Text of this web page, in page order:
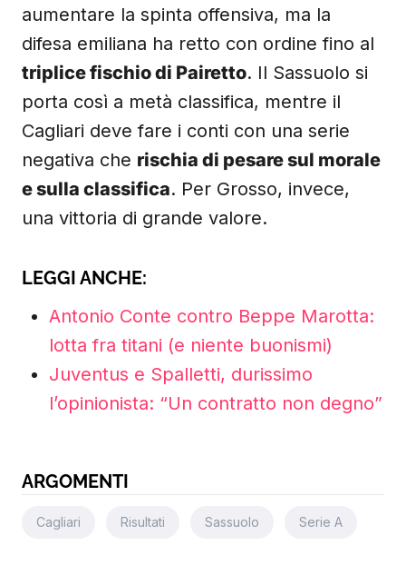
aumentare la spinta offensiva, ma la
difesa emiliana ha retto con ordine fino al
triplice fischio di Pairetto. Il Sassuolo si
porta così a metà classifica, mentre il
Cagliari deve fare i conti con una serie
negativa che rischia di pesare sul morale
e sulla classifica. Per Grosso, invece,
una vittoria di grande valore.
LEGGI ANCHE:
Antonio Conte contro Beppe Marotta:
lotta fra titani (e niente buonismi)
Juventus e Spalletti, durissimo
l’opinionista: “Un contratto non degno”
ARGOMENTI
Cagliari Risultati Sassuolo Serie A